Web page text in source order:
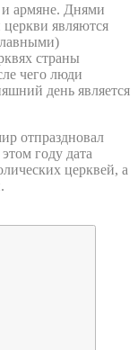
армяне. Днями
являются
страны
чего люди
день является
отпраздновал
году дата
церквей, а